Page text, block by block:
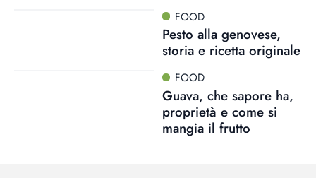
FOOD
Pesto alla genovese,
storia e ricetta originale
FOOD
Guava, che sapore ha,
proprietà e come si
mangia il frutto